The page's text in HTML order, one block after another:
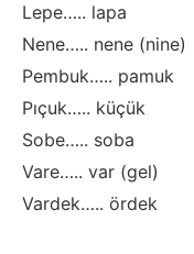
Lepe….. lapa
Nene….. nene (nine)
Pembuk….. pamuk
Pıçuk….. küçük
Sobe….. soba
Vare….. var (gel)
Vardek….. ördek